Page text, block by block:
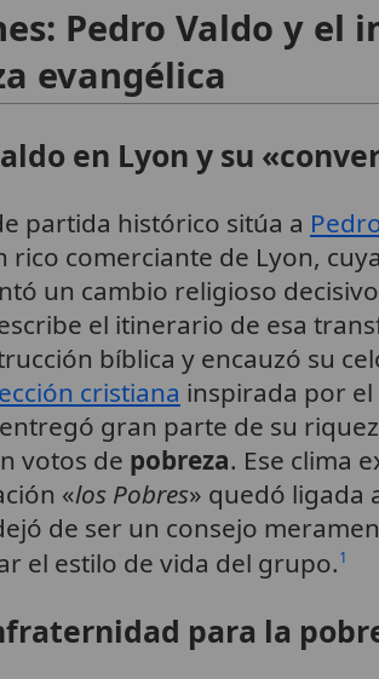
Pedro Valdo y el
evangélica
en Lyon y su
partida histórico sitúa a
rico comerciante de Lyon,
un cambio religioso
el itinerario de esa
bíblica y encauzó su
cristiana inspirada por el
gran parte de su
votos de pobreza. Ese clima
«los Pobres» quedó ligada
de ser un consejo
el estilo de vida del grupo.1
para la